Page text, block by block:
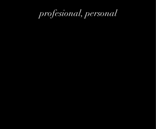
profesional, personal